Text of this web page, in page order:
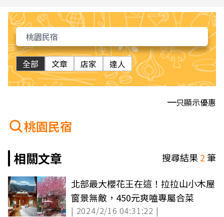
全部 文章 店家 達人
只顯示優惠
桃園民宿
相關文章
搜尋結果2筆
北部最大櫻花王在這！拉拉山小木屋
窗景無敵，450元爽嗑專屬合菜
| 2024/2/16 04:31:22 |